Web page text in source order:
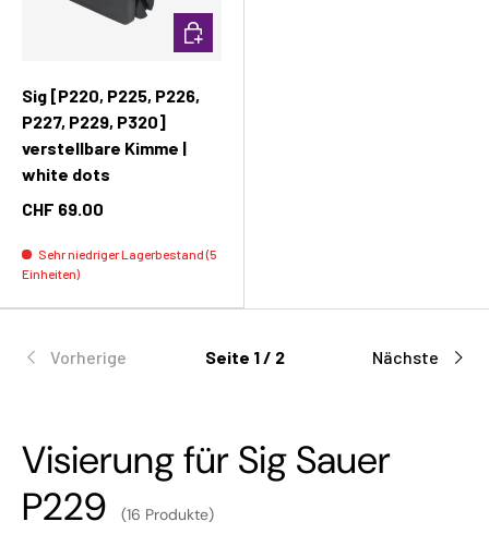
Sig [P220, P225, P226,
P227, P229, P320]
verstellbare Kimme |
white dots
CHF 69.00
Sehr niedriger Lagerbestand (5
Einheiten)
In den Warenkorb
Vorherige Seite 1 / 2 Nächste
Visierung für Sig Sauer
P229
(16 Produkte)